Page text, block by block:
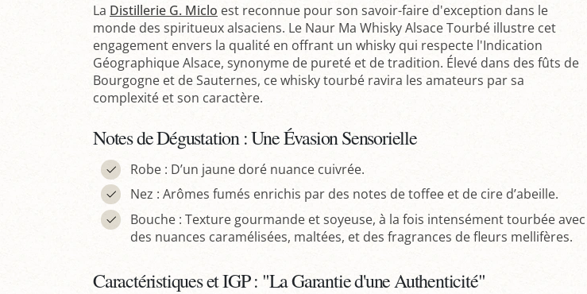
La Distillerie G. Miclo est reconnue pour son savoir-faire d'exception dans le
monde des spiritueux alsaciens. Le Naur Ma Whisky Alsace Tourbé illustre cet
engagement envers la qualité en offrant un whisky qui respecte l'Indication
Géographique Alsace, synonyme de pureté et de tradition. Élevé dans des fûts de
Bourgogne et de Sauternes, ce whisky tourbé ravira les amateurs par sa
complexité et son caractère.
Notes de Dégustation : Une Évasion Sensorielle
Robe : D’un jaune doré nuance cuivrée.
Nez : Arômes fumés enrichis par des notes de toffee et de cire d’abeille.
Bouche : Texture gourmande et soyeuse, à la fois intensément tourbée avec
des nuances caramélisées, maltées, et des fragrances de fleurs mellifères.
Caractéristiques et IGP : "La Garantie d'une Authenticité"